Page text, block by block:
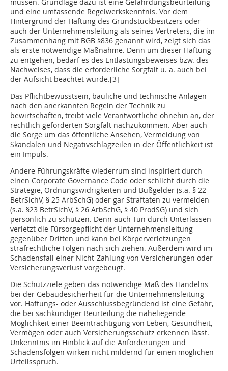
müssen. Grundlage dazu ist eine Gefährdungsbeurteilung
und eine umfassende Regelwerkskenntnis. Vor dem
Hintergrund der Haftung des Grundstückbesitzers oder
auch der Unternehmensleitung als seines Vertreters, die im
Zusammenhang mit BGB §836 genannt wird, zeigt sich das
als erste notwendige Maßnahme. Denn um dieser Haftung
zu entgehen, bedarf es des Entlastungsbeweises bzw. des
Nachweises, dass die erforderliche Sorgfalt u. a. auch bei
der Aufsicht beachtet wurde.[3]
Das Pflichtbewusstsein, bauliche und technische Anlagen
nach den anerkannten Regeln der Technik zu
bewirtschaften, treibt viele Verantwortliche ohnehin an, der
rechtlich geforderten Sorgfalt nachzukommen. Aber auch
die Sorge um das öffentliche Ansehen, Vermeidung von
Skandalen und Negativschlagzeilen in der Öffentlichkeit ist
ein Impuls.
Andere Führungskräfte wiederrum sind inspiriert durch
einen Corporate Governance Code oder schlicht durch die
Strategie, Ordnungswidrigkeiten und Bußgelder (s.a. § 22
BetrSichV, § 25 ArbSchG) oder gar Straftaten zu vermeiden
(s.a. §23 BetrSichV, § 26 ArbSchG, § 40 ProdSG) und sich
persönlich zu schützen. Denn auch Tun durch Unterlassen
verletzt die Fürsorgepflicht der Unternehmensleitung
gegenüber Dritten und kann bei Körperverletzungen
strafrechtliche Folgen nach sich ziehen. Außerdem wird im
Schadensfall einer Nicht-Zahlung von Versicherungen oder
Versicherungsverlust vorgebeugt.
Die Schutzziele geben das notwendige Maß des Handelns
bei der Gebäudesicherheit für die Unternehmensleitung
vor. Haftungs- oder Ausschlussbegründend ist eine Gefahr,
die bei sachkundiger Beurteilung die naheliegende
Möglichkeit einer Beeinträchtigung von Leben, Gesundheit,
Vermögen oder auch Versicherungsschutz erkennen lässt.
Unkenntnis im Hinblick auf die Anforderungen und
Schadensfolgen wirken nicht mildernd für einen möglichen
Urteilsspruch.